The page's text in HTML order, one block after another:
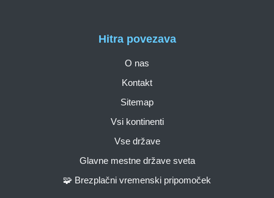
Hitra povezava
O nas
Kontakt
Sitemap
Vsi kontinenti
Vse države
Glavne mestne države sveta
🧩 Brezplačni vremenski pripomoček